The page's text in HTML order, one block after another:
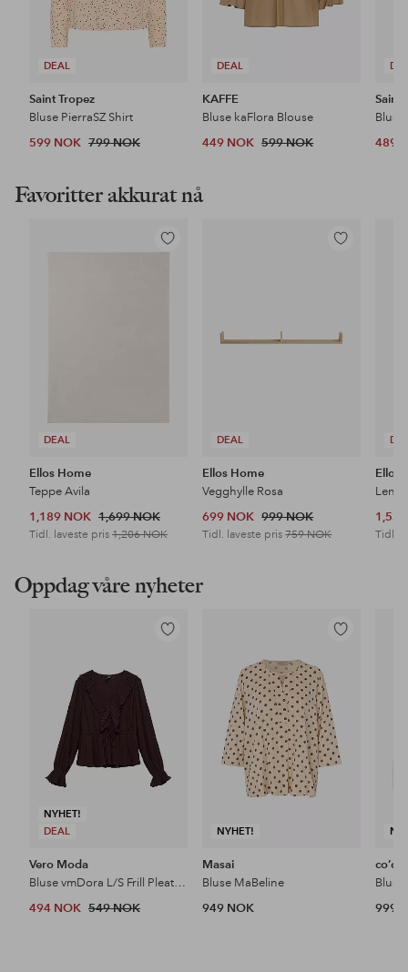
DEAL
Saint Tropez
Bluse PierraSZ Shirt
599 NOK 799 NOK
DEAL
KAFFE
Bluse kaFlora Blouse
449 NOK 599 NOK
Saint
Bluse
489
Favoritter akkurat nå
DEAL
Legg
Ellos Home
Teppe Avila
1,189 NOK 1,699 NOK
Tidl. laveste pris 1,206 NOK
DEAL
Legg
Ellos Home
Vegghylle Rosa
699 NOK 999 NOK
Tidl. laveste pris759 NOK
Ellos
Tidl.
Oppdag våre nyheter
NYHET!
DEAL
Legg
Vero Moda
Bluse vmDora L/S Frill Pleat Top
494 NOK 549 NOK
NYHET!
Legg
Masai
Bluse MaBeline
949 NOK
999